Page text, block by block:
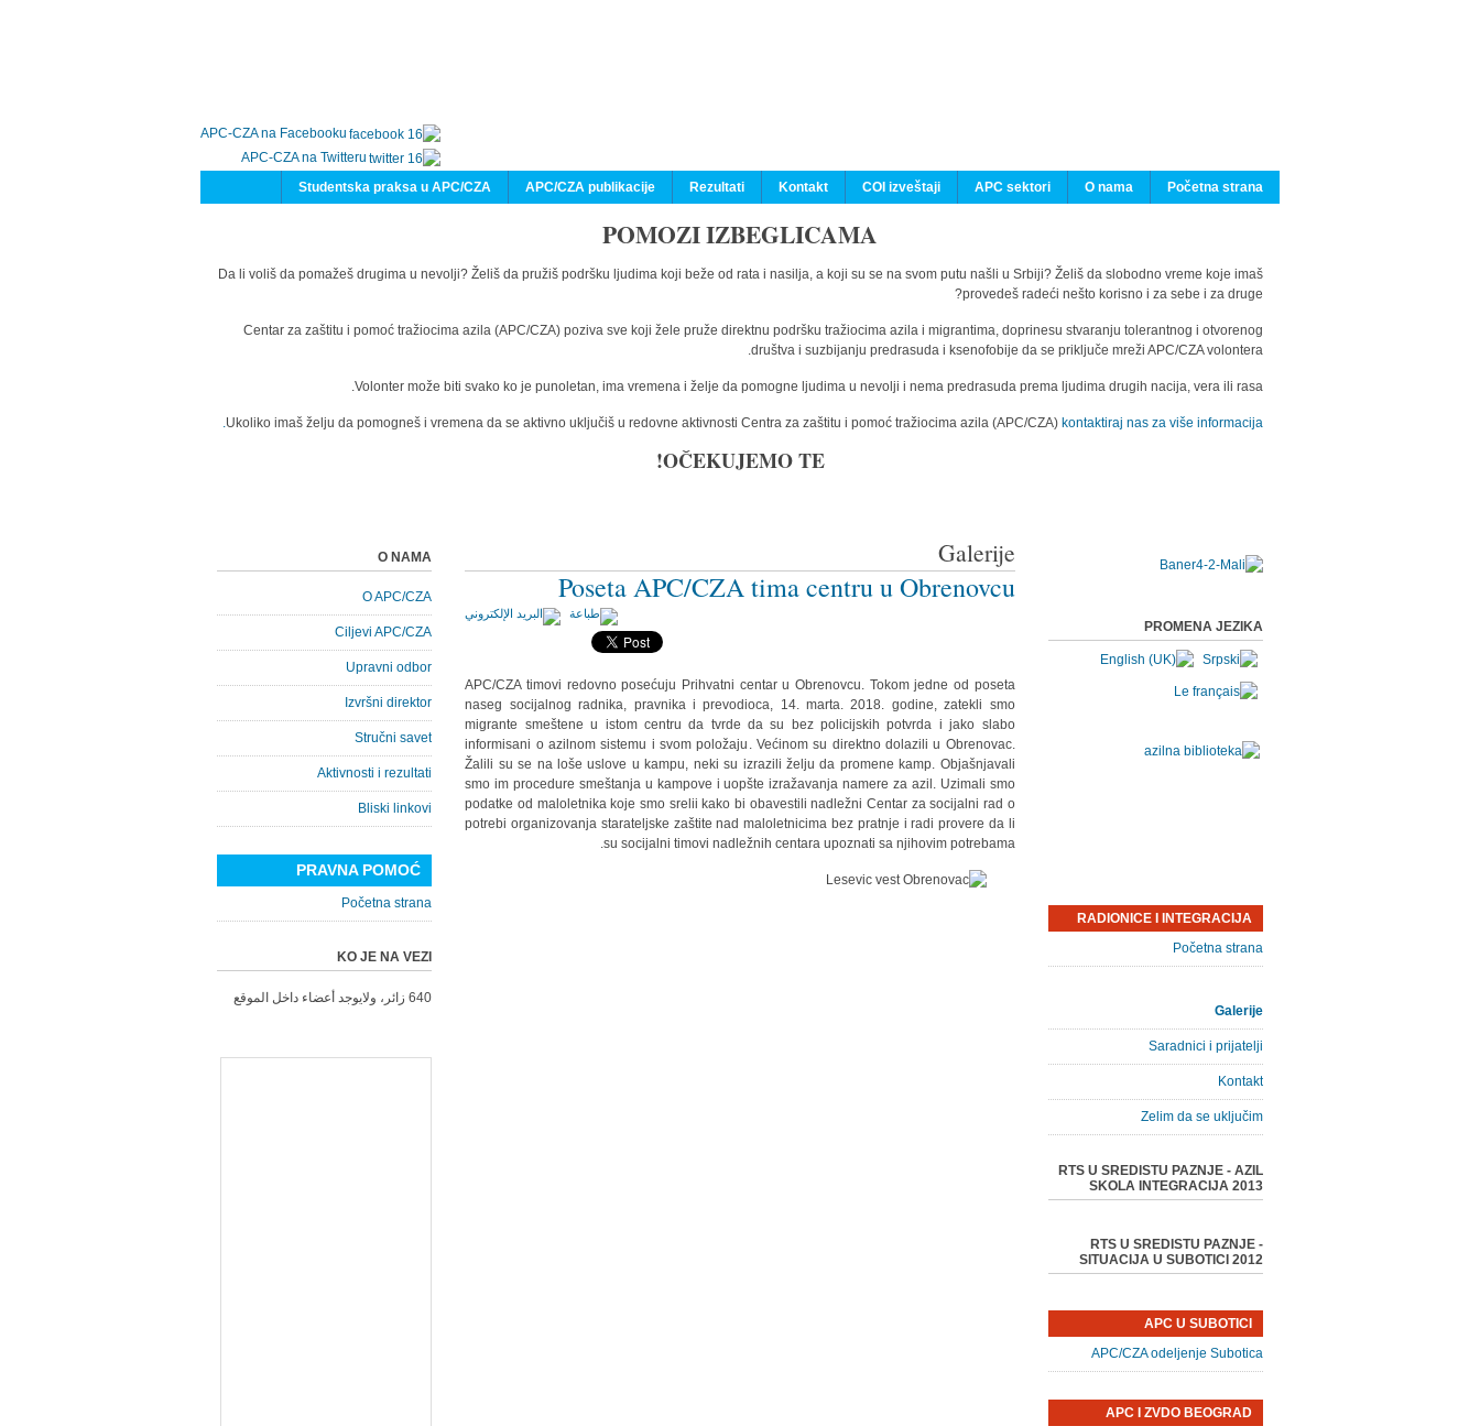
APC-CZA na Facebooku
APC-CZA na Twitteru
Početna strana
O nama
APC sektori
COI izveštaji
Kontakt
Rezultati
APC/CZA publikacije
Studentska praksa u APC/CZA
POMOZI IZBEGLICAMA
Da li voliš da pomažeš drugima u nevolji? Želiš da pružiš podršku ljudima koji beže od rata i nasilja, a koji su se na svom putu našli u Srbiji? Želiš da slobodno vreme koje imaš
provedeš radeći nešto korisno i za sebe i za druge?
Centar za zaštitu i pomoć tražiocima azila (APC/CZA) poziva sve koji žele pruže direktnu podršku tražiocima azila i migrantima, doprinesu stvaranju tolerantnog i otvorenog
društva i suzbijanju predrasuda i ksenofobije da se priključe mreži APC/CZA volontera.
Volonter može biti svako ko je punoletan, ima vremena i želje da pomogne ljudima u nevolji i nema predrasuda prema ljudima drugih nacija, vera ili rasa.
Ukoliko imaš želju da pomogneš i vremena da se aktivno uključiš u redovne aktivnosti Centra za zaštitu i pomoć tražiocima azila (APC/CZA) kontaktiraj nas za više informacija.
OČEKUJEMO TE!
Galerije
Poseta APC/CZA tima centru u Obrenovcu
APC/CZA timovi redovno posećuju Prihvatni centar u Obrenovcu. Tokom jedne od poseta
naseg socijalnog radnika, pravnika i prevodioca, 14. marta. 2018. godine, zatekli smo
migrante smeštene u istom centru da tvrde da su bez policijskih potvrda i jako slabo
informisani o azilnom sistemu i svom položaju. Većinom su direktno dolazili u Obrenovac.
Žalili su se na loše uslove u kampu, neki su izrazili želju da promene kamp. Objašnjavali
smo im procedure smeštanja u kampove i uopšte izražavanja namere za azil. Uzimali smo
podatke od maloletnika koje smo srelii kako bi obavestili nadležni Centar za socijalni rad o
potrebi organizovanja starateljske zaštite nad maloletnicima bez pratnje i radi provere da li
su socijalni timovi nadležnih centara upoznati sa njihovim potrebama.
O NAMA
O APC/CZA
Ciljevi APC/CZA
Upravni odbor
Izvršni direktor
Stručni savet
Aktivnosti i rezultati
Bliski linkovi
PRAVNA POMOĆ
Početna strana
KO JE NA VEZI
640 زائر، ولايوجد أعضاء داخل الموقع
PROMENA JEZIKA
RADIONICE I INTEGRACIJA
Početna strana
Galerije
Saradnici i prijatelji
Kontakt
Zelim da se uključim
RTS U SREDISTU PAZNJE - AZIL
SKOLA INTEGRACIJA 2013
RTS U SREDISTU PAZNJE -
SITUACIJA U SUBOTICI 2012
APC U SUBOTICI
APC/CZA odeljenje Subotica
APC I ZVDO BEOGRAD